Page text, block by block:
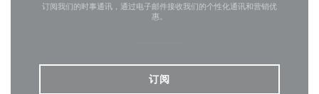
订阅我们的时事通讯，通过电子邮件接收我们的个性化通讯和营销优
惠。
订阅